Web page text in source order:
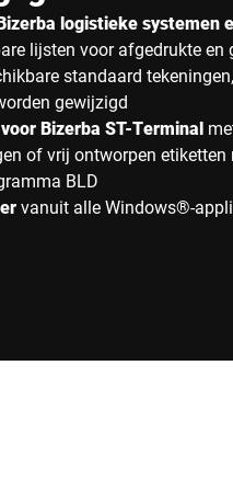
logistieke systemen
lijsten voor afgedrukte en
standaard
gewijzigd
Bizerba ST-Terminal
of vrij ontworpen etiketten
BLD
vanuit alle Windows®-